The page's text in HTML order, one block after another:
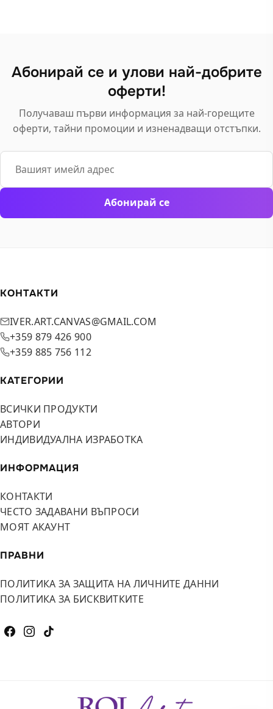
the
the
Абонирай се и улови най-добрите
оферти!
Получаваш първи информация за най-горещите
оферти, тайни промоции и изненадващи отстъпки.
Email
Абонирай се
КОНТАКТИ
IVER.ART.CANVAS@GMAIL.COM
+359 879 426 900
+359 885 756 112
КАТЕГОРИИ
ВСИЧКИ ПРОДУКТИ
АВТОРИ
ИНДИВИДУАЛНА ИЗРАБОТКА
ИНФОРМАЦИЯ
КОНТАКТИ
ЧЕСТО ЗАДАВАНИ ВЪПРОСИ
МОЯТ АКАУНТ
ПРАВНИ
ПОЛИТИКА ЗА ЗАЩИТА НА ЛИЧНИТЕ ДАННИ
ПОЛИТИКА ЗА БИСКВИТКИТЕ